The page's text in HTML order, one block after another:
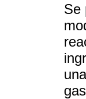
Se